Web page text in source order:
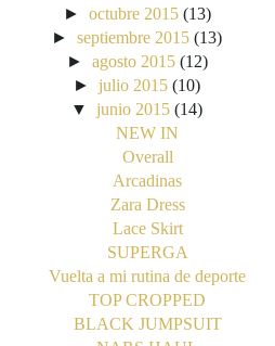
► octubre 2015 (13)
►septiembre 2015 (13)
► agosto 2015 (12)
►julio 2015 (10)
▼junio 2015 (14)
NEW IN
Overall
Arcadinas
Zara Dress
Lace Skirt
SUPERGA
Vuelta a mi rutina de deporte
TOP CROPPED
BLACK JUMPSUIT